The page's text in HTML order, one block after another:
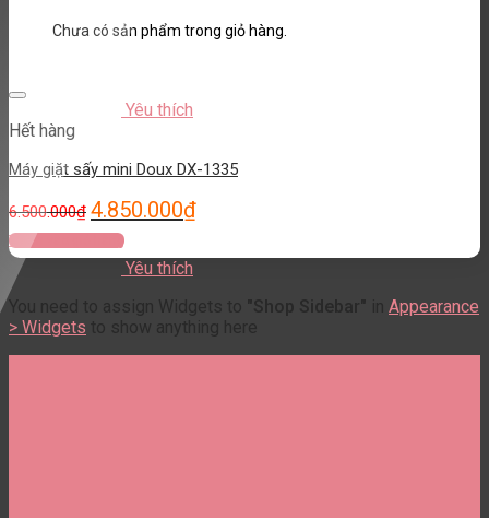
Chưa có sản phẩm trong giỏ hàng.
Yêu thích
Hết hàng
Máy giặt sấy mini Doux DX-1335
6.500.000₫ 4.850.000₫
Thêm vào giỏ hàng
Yêu thích
You need to assign Widgets to
"Shop Sidebar"
Appearance
> Widgets to show anything here